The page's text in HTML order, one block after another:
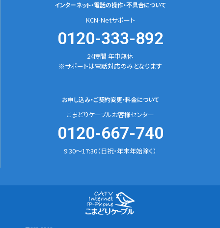
インターネット・電話の操作・不具合について
KCN-Netサポート
0120-333-892
24時間 年中無休
※サポートは電話対応のみとなります
お申し込み・ご契約変更・料金について
こまどりケーブルお客様センター
0120-667-740
9:30～17:30（日祝・年末年始除く）